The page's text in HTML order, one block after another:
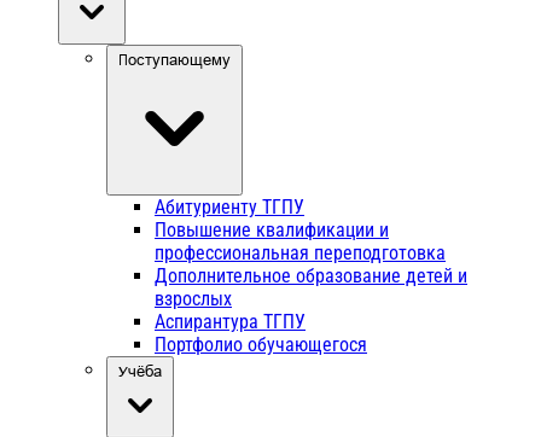
Поступающему
Абитуриенту ТГПУ
Повышение квалификации и
профессиональная переподготовка
Дополнительное образование детей и
взрослых
Аспирантура ТГПУ
Портфолио обучающегося
Учёба